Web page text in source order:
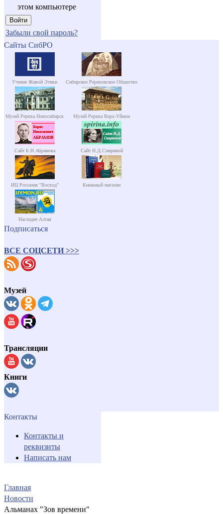
этом компьютере
Забыли свой пароль?
Сайты СибРО
Учение Живой Этики Сибирское Рериховское Общество
Музей Рериха Новосибирск Музей Рериха Верх-Уймон
Сайт Б.Н.Абрамова Сайт Н.Д.Спириной
ИЦ Россазия "Восход" Книжный магазин
Наследие Алтая
Подписаться
ВСЕ СОЦСЕТИ >>>
Музей
Трансляции
Книги
Контакты
Контакты и
реквизиты
Написать нам
Главная
Новости
Альманах "Зов времени"